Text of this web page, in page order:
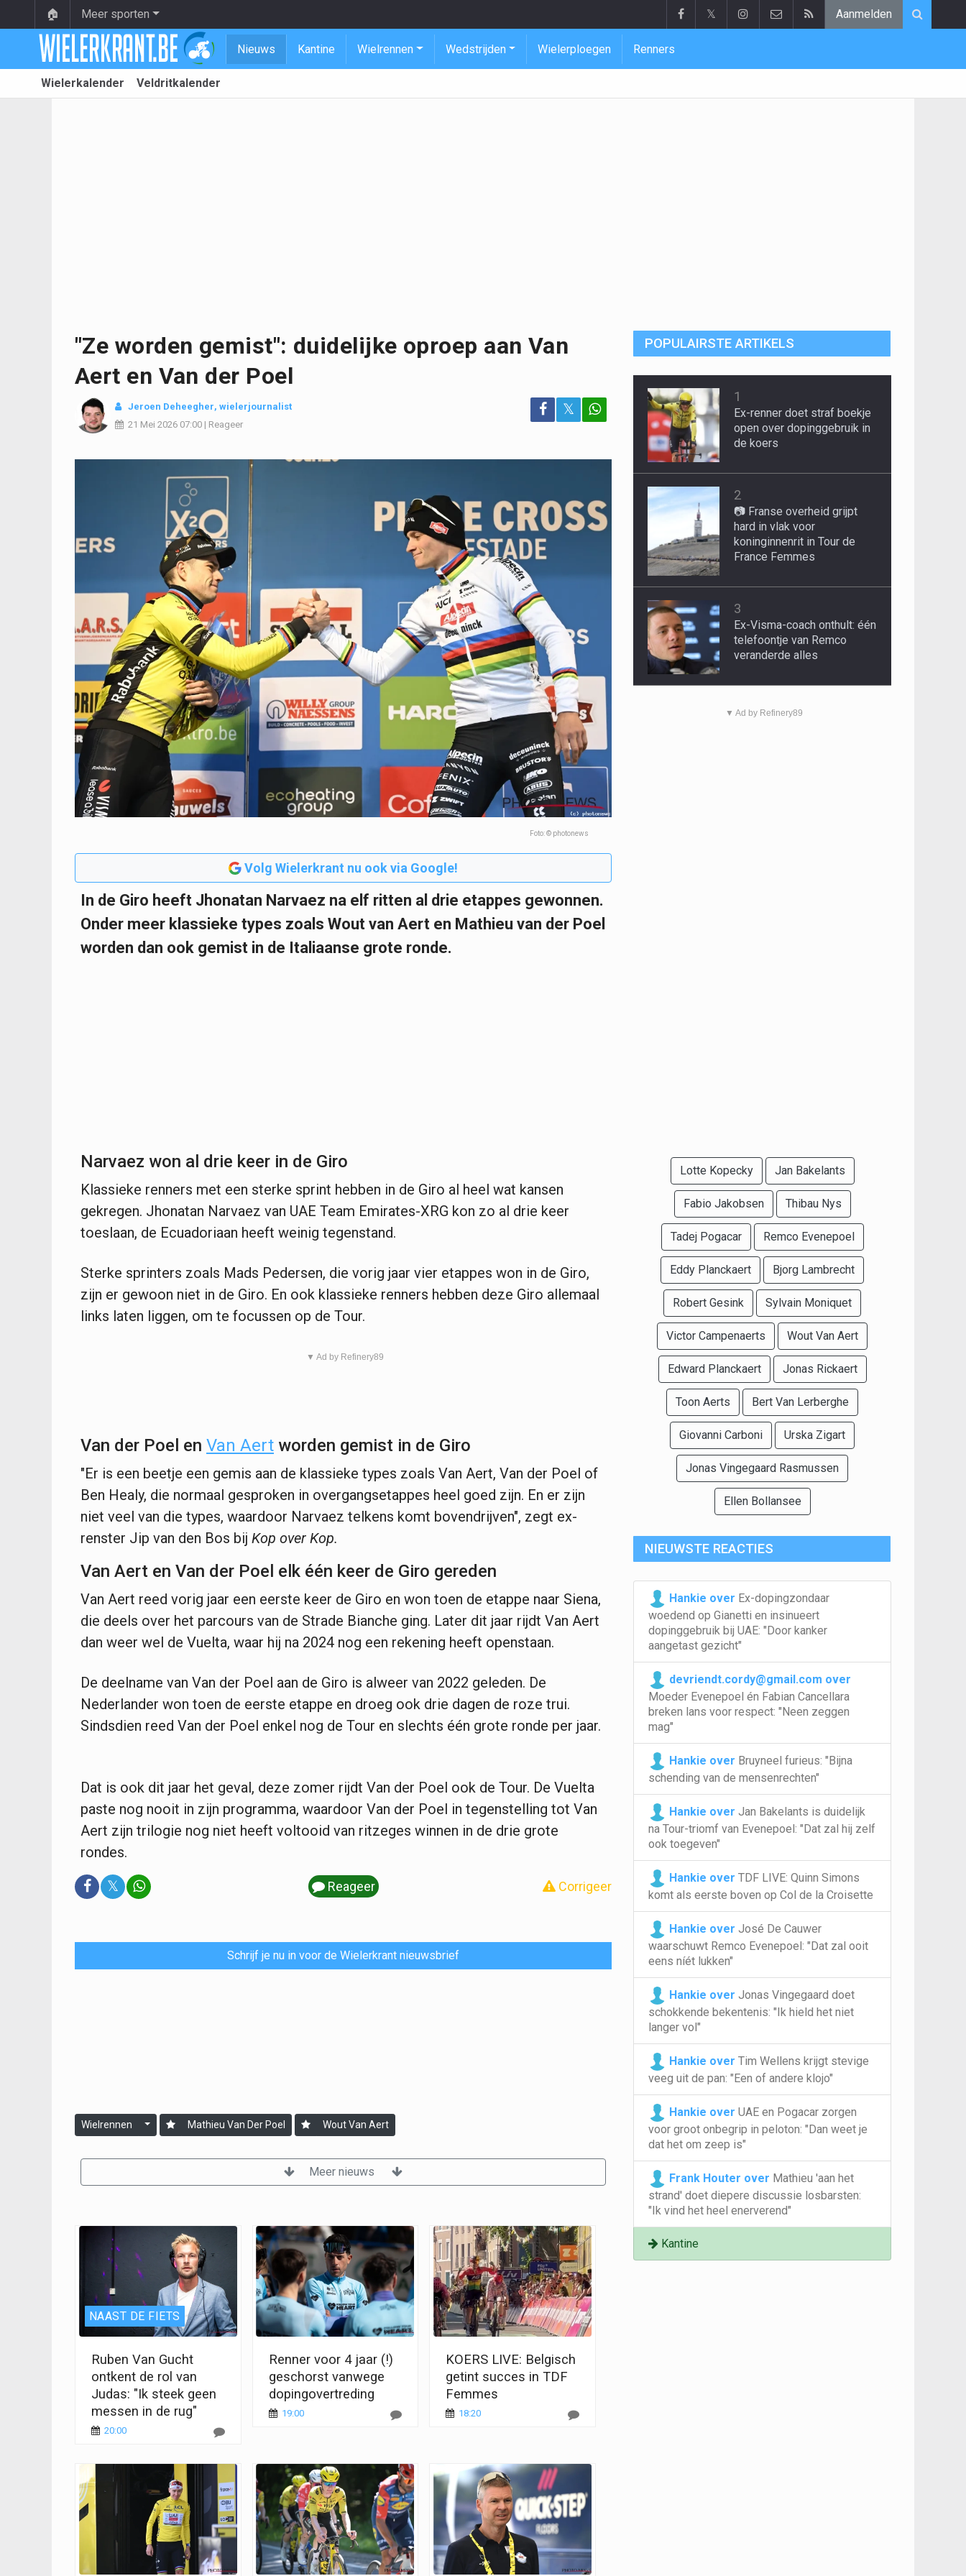
🏠 Meer sporten 𝕏 Aanmelden
Nieuws Kantine Wielrennen Wedstrijden Wielerploegen Renners
Wielerkalender Veldritkalender
"Ze worden gemist": duidelijke oproep aan Van
Aert en Van der Poel
Jeroen Deheegher, wielerjournalist
21 Mei 2026 07:00 | Reageer
𝕏
Foto: © photonews
Volg Wielerkrant nu ook via Google!
In de Giro heeft Jhonatan Narvaez na elf ritten al drie etappes gewonnen.
Onder meer klassieke types zoals Wout van Aert en Mathieu van der Poel
worden dan ook gemist in de Italiaanse grote ronde.
Narvaez won al drie keer in de Giro
Klassieke renners met een sterke sprint hebben in de Giro al heel wat kansen
gekregen. Jhonatan Narvaez van UAE Team Emirates-XRG kon zo al drie keer
toeslaan, de Ecuadoriaan heeft weinig tegenstand.
Sterke sprinters zoals Mads Pedersen, die vorig jaar vier etappes won in de Giro,
zijn er gewoon niet in de Giro. En ook klassieke renners hebben deze Giro allemaal
links laten liggen, om te focussen op de Tour.
▼ Ad by Refinery89
Van der Poel en Van Aert worden gemist in de Giro
"Er is een beetje een gemis aan de klassieke types zoals Van Aert, Van der Poel of
Ben Healy, die normaal gesproken in overgangsetappes heel goed zijn. En er zijn
niet veel van die types, waardoor Narvaez telkens komt bovendrijven", zegt ex-
renster Jip van den Bos bij Kop over Kop.
Van Aert en Van der Poel elk één keer de Giro gereden
Van Aert reed vorig jaar een eerste keer de Giro en won toen de etappe naar Siena,
die deels over het parcours van de Strade Bianche ging. Later dit jaar rijdt Van Aert
dan weer wel de Vuelta, waar hij na 2024 nog een rekening heeft openstaan.
De deelname van Van der Poel aan de Giro is alweer van 2022 geleden. De
Nederlander won toen de eerste etappe en droeg ook drie dagen de roze trui.
Sindsdien reed Van der Poel enkel nog de Tour en slechts één grote ronde per jaar.
Dat is ook dit jaar het geval, deze zomer rijdt Van der Poel ook de Tour. De Vuelta
paste nog nooit in zijn programma, waardoor Van der Poel in tegenstelling tot Van
Aert zijn trilogie nog niet heeft voltooid van ritzeges winnen in de drie grote
rondes.
𝕏 Reageer Corrigeer
Schrijf je nu in voor de Wielerkrant nieuwsbrief
Wielrennen Mathieu Van Der Poel Wout Van Aert
Meer nieuws
NAAST DE FIETS
Ruben Van Gucht
ontkent de rol van
Judas: "Ik steek geen
messen in de rug"
20:00
Renner voor 4 jaar (!)
geschorst vanwege
dopingovertreding
19:00
KOERS LIVE: Belgisch
getint succes in TDF
Femmes
18:20
POPULAIRSTE ARTIKELS
1
Ex-renner doet straf boekje
open over dopinggebruik in
de koers
2
📷 Franse overheid grijpt
hard in vlak voor
koninginnenrit in Tour de
France Femmes
3
Ex-Visma-coach onthult: één
telefoontje van Remco
veranderde alles
▼ Ad by Refinery89
Lotte Kopecky Jan Bakelants
Fabio Jakobsen Thibau Nys
Tadej Pogacar Remco Evenepoel
Eddy Planckaert Bjorg Lambrecht
Robert Gesink Sylvain Moniquet
Victor Campenaerts Wout Van Aert
Edward Planckaert Jonas Rickaert
Toon Aerts Bert Van Lerberghe
Giovanni Carboni Urska Zigart
Jonas Vingegaard Rasmussen
Ellen Bollansee
NIEUWSTE REACTIES
Hankie over Ex-dopingzondaar
woedend op Gianetti en insinueert
dopinggebruik bij UAE: "Door kanker
aangetast gezicht"
devriendt.cordy@gmail.com over
Moeder Evenepoel én Fabian Cancellara
breken lans voor respect: "Neen zeggen
mag"
Hankie over Bruyneel furieus: "Bijna
schending van de mensenrechten"
Hankie over Jan Bakelants is duidelijk
na Tour-triomf van Evenepoel: "Dat zal hij zelf
ook toegeven"
Hankie over TDF LIVE: Quinn Simons
komt als eerste boven op Col de la Croisette
Hankie over José De Cauwer
waarschuwt Remco Evenepoel: "Dat zal ooit
eens níét lukken"
Hankie over Jonas Vingegaard doet
schokkende bekentenis: "Ik hield het niet
langer vol"
Hankie over Tim Wellens krijgt stevige
veeg uit de pan: "Een of andere klojo"
Hankie over UAE en Pogacar zorgen
voor groot onbegrip in peloton: "Dan weet je
dat het om zeep is"
Frank Houter over Mathieu 'aan het
strand' doet diepere discussie losbarsten:
"Ik vind het heel enerverend"
Kantine